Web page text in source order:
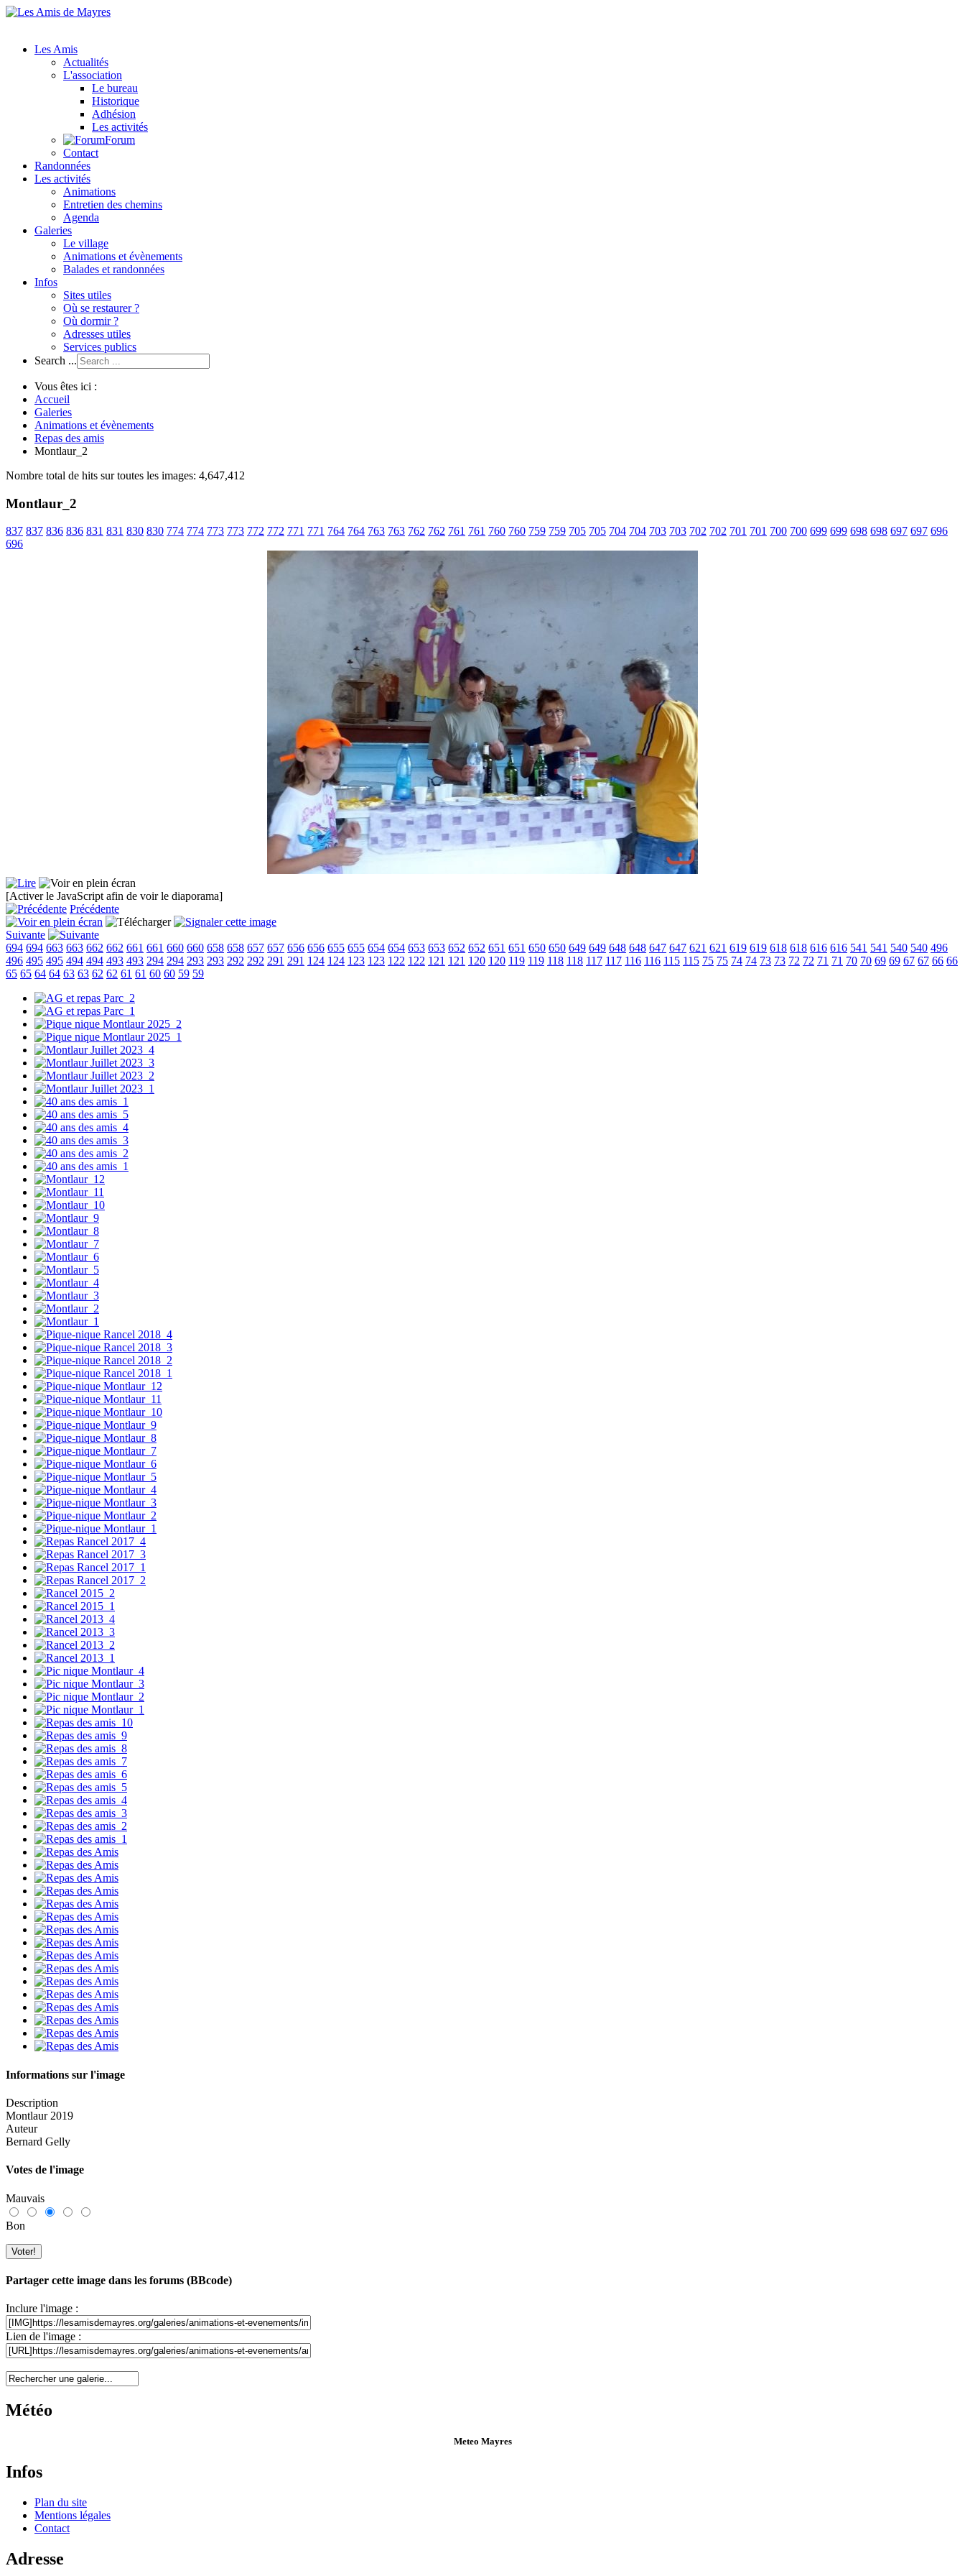
Les Amis
Actualités
L'association
Le bureau
Historique
Adhésion
Les activités
Forum
Contact
Randonnées
Les activités
Animations
Entretien des chemins
Agenda
Galeries
Le village
Animations et évènements
Balades et randonnées
Infos
Sites utiles
Où se restaurer ?
Où dormir ?
Adresses utiles
Services publics
Search ...
Vous êtes ici :
Accueil
Galeries
Animations et évènements
Repas des amis
Montlaur_2
Nombre total de hits sur toutes les images: 4,647,412
Montlaur_2
837 837 836 836 831 831 830 830 774 774 773 773 772 772 771 771 764 764 763 763 762 762 761 761 760 760 759 759 705 705 704 704 703 703 702 702 701 701 700 700 699 699 698 698 697 697 696
696
[Activer le JavaScript afin de voir le diaporama]
Précédente
Suivante
694 694 663 663 662 662 661 661 660 660 658 658 657 657 656 656 655 655 654 654 653 653 652 652 651 651 650 650 649 649 648 648 647 647 621 621 619 619 618 618 616 616 541 541 540 540 496
496 495 495 494 494 493 493 294 294 293 293 292 292 291 291 124 124 123 123 122 122 121 121 120 120 119 119 118 118 117 117 116 116 115 115 75 75 74 74 73 73 72 72 71 71 70 70 69 69 67 67 66 66
65 65 64 64 63 63 62 62 61 61 60 60 59 59
Informations sur l'image
Description
Montlaur 2019
Auteur
Bernard Gelly
Votes de l'image
Mauvais
Bon
Partager cette image dans les forums (BBcode)
Inclure l'image :
Lien de l'image :
Météo
Meteo Mayres
Infos
Plan du site
Mentions légales
Contact
Adresse